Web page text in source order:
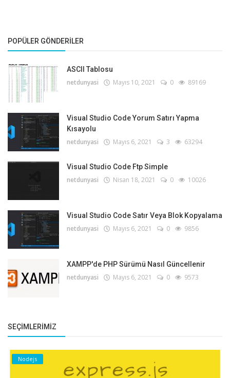
POPÜLER GÖNDERILER
ASCII Tablosu
netdunyasi Mayıs 10, 2021 0 89169
Visual Studio Code Yorum Satırı Yapma
Kısayolu
netdunyasi Mayıs 6, 2021 3 63294
Visual Studio Code Ftp Simple
netdunyasi Nisan 18, 2021 0 10026
Visual Studio Code Satır Veya Blok Kopyalama
netdunyasi Mayıs 6, 2021 0 9856
XAMPP'de PHP Sürümü Nasıl Güncellenir
netdunyasi Mayıs 6, 2021 0 9573
SEÇIMLERIMIZ
Nodejs